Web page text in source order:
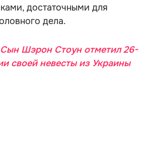
достаточными для
дела.
Сын Шэрон Стоун отметил 26-
своей невесты из Украины